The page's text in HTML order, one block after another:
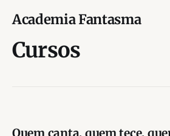
Academia Fantasma
Cursos